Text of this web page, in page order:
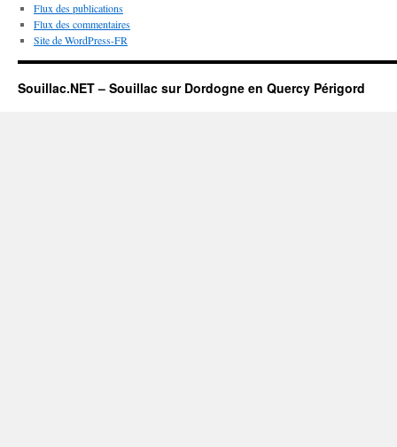
Flux des publications
Flux des commentaires
Site de WordPress-FR
Souillac.NET – Souillac sur Dordogne en Quercy Périgord